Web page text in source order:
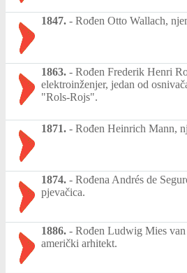
1847. - Rođen Otto Wallach,
1863. - Rođen Frederik Henri
elektroinženjer, jedan od
"Rols-Rojs".
1871. - Rođen Heinrich Mann,
1874. - Rođena Andrés de
pjevačica.
1886. - Rođen Ludwig Mies
američki arhitekt.